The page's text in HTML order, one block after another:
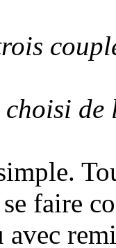
de
faire
avec